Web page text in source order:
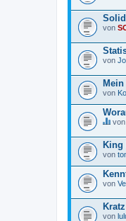
von
von
Mein
von
i
e
s
s
T
h
e
m
a
von
King
von
von
von